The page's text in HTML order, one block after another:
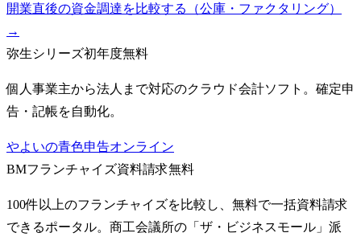
開業直後の資金調達を比較する（公庫・ファクタリング）
→
弥生シリーズ初年度無料
個人事業主から法人まで対応のクラウド会計ソフト。確定申
告・記帳を自動化。
やよいの青色申告オンライン
BMフランチャイズ資料請求無料
100件以上のフランチャイズを比較し、無料で一括資料請求
できるポータル。商工会議所の「ザ・ビジネスモール」派